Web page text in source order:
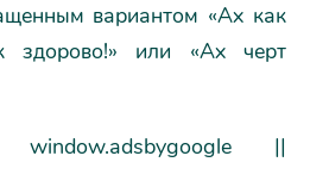
вариантом «Ах как
здорово!» или «Ах черт
||